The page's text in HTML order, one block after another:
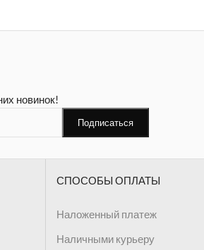
новинок!
СПОСОБЫ ОПЛАТЫ
Наложенный платеж
Наличными курьеру